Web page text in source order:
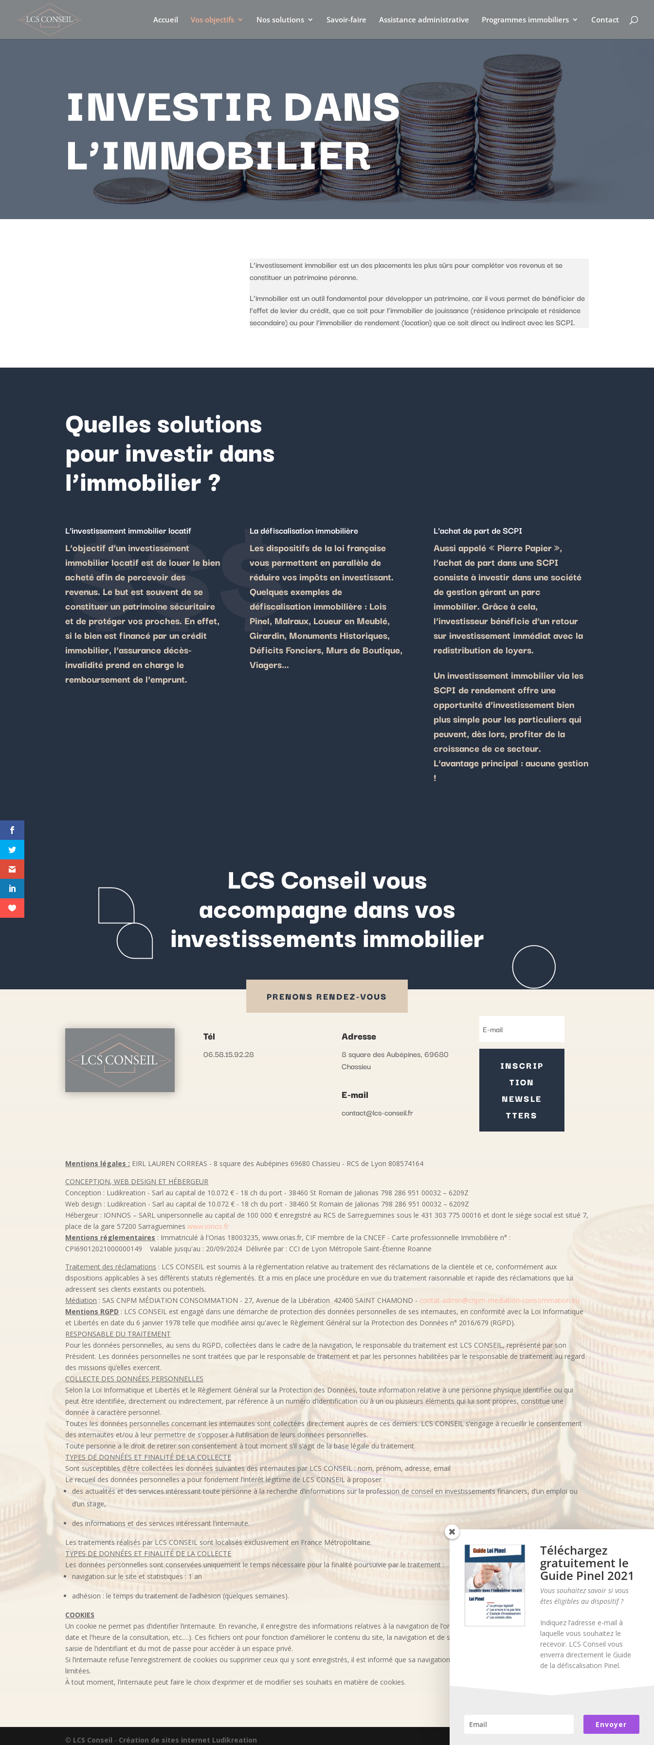
Accueil Vos objectifs Nos solutions Savoir-faire Assistance administrative Programmes immobiliers Contact
INVESTIR DANS
L’IMMOBILIER
L’investissement immobilier est un des placements les plus sûrs pour compléter vos revenus et se
constituer un patrimoine pérenne.
L’immobilier est un outil fondamental pour développer un patrimoine, car il vous permet de bénéficier de
l’effet de levier du crédit, que ce soit pour l’immobilier de jouissance (résidence principale et résidence
secondaire) ou pour l’immobilier de rendement (location) que ce soit direct ou indirect avec les SCPI.
Quelles solutions
pour investir dans
l’immobilier ?
L’investissement immobilier locatif
L’objectif d’un investissement
immobilier locatif est de louer le bien
acheté afin de percevoir des
revenus. Le but est souvent de se
constituer un patrimoine sécuritaire
et de protéger vos proches. En effet,
si le bien est financé par un crédit
immobilier, l’assurance décès-
invalidité prend en charge le
remboursement de l’emprunt.
La défiscalisation immobilière
Les dispositifs de la loi française
vous permettent en parallèle de
réduire vos impôts en investissant.
Quelques exemples de
défiscalisation immobilière : Lois
Pinel, Malraux, Loueur en Meublé,
Girardin, Monuments Historiques,
Déficits Fonciers, Murs de Boutique,
Viagers…
L’achat de part de SCPI
Aussi appelé « Pierre Papier »,
l’achat de part dans une SCPI
consiste à investir dans une société
de gestion gérant un parc
immobilier. Grâce à cela,
l’investisseur bénéficie d’un retour
sur investissement immédiat avec la
redistribution de loyers.
Un investissement immobilier via les
SCPI de rendement offre une
opportunité d’investissement bien
plus simple pour les particuliers qui
peuvent, dès lors, profiter de la
croissance de ce secteur.
L’avantage principal : aucune gestion
!
$$$
LCS Conseil vous
accompagne dans vos
investissements immobilier
PRENONS RENDEZ-VOUS
Tél
06.58.15.92.28
Adresse
8 square des Aubépines, 69680
Chassieu
E-mail
contact@lcs-conseil.fr
INSCRIP
TION
NEWSLE
TTERS
Mentions légales : EIRL LAUREN CORREAS - 8 square des Aubépines 69680 Chassieu - RCS de Lyon 808574164
CONCEPTION, WEB DESIGN ET HÉBERGEUR
Conception : Ludikreation - Sarl au capital de 10.072 € - 18 ch du port - 38460 St Romain de Jalionas 798 286 951 00032 – 6209Z
Web design : Ludikreation - Sarl au capital de 10.072 € - 18 ch du port - 38460 St Romain de Jalionas 798 286 951 00032 – 6209Z
Hébergeur : IONNOS – SARL unipersonnelle au capital de 100 000 € enregistré au RCS de Sarreguemines sous le 431 303 775 00016 et dont le siège social est situé 7,
place de la gare 57200 Sarraguemineswww.ionos.fr
Mentions réglementaires : Immatriculé à l'Orias 18003235, www.orias.fr, CIF membre de la CNCEF - Carte professionnelle Immobilière n° :
CPI69012021000000149 Valable jusqu'au : 20/09/2024 Délivrée par : CCI de Lyon Métropole Saint-Étienne Roanne
Traitement des réclamations : LCS CONSEIL est soumis à la règlementation relative au traitement des réclamations de la clientèle et ce, conformément aux
dispositions applicables à ses différents statuts réglementés. Et a mis en place une procédure en vue du traitement raisonnable et rapide des réclamations que lui
adressent ses clients existants ou potentiels.
Médiation : SAS CNPM MÉDIATION CONSOMMATION - 27, Avenue de la Libération 42400 SAINT CHAMOND - contat-admin@cnpm-mediation-consommation.eu
Mentions RGPD : LCS CONSEIL est engagé dans une démarche de protection des données personnelles de ses internautes, en conformité avec la Loi Informatique
et Libertés en date du 6 janvier 1978 telle que modifiée ainsi qu'avec le Règlement Général sur la Protection des Données n° 2016/679 (RGPD).
RESPONSABLE DU TRAITEMENT
Pour les données personnelles, au sens du RGPD, collectées dans le cadre de la navigation, le responsable du traitement est LCS CONSEIL, représenté par son
Président. Les données personnelles ne sont traitées que par le responsable de traitement et par les personnes habilitées par le responsable de traitement au regard
des missions qu’elles exercent.
COLLECTE DES DONNÉES PERSONNELLES
Selon la Loi Informatique et Libertés et le Règlement Général sur la Protection des Données, toute information relative à une personne physique identifiée ou qui
peut être identifiée, directement ou indirectement, par référence à un numéro d’identification ou à un ou plusieurs éléments qui lui sont propres, constitue une
donnée à caractère personnel.
Toutes les données personnelles concernant les internautes sont collectées directement auprès de ces derniers. LCS CONSEIL s’engage à recueillir le consentement
des internautes et/ou à leur permettre de s’opposer à l’utilisation de leurs données personnelles.
Toute personne a le droit de retirer son consentement à tout moment s’il s’agit de la base légale du traitement
TYPES DE DONNÉES ET FINALITÉ DE LA COLLECTE
Sont susceptibles d’être collectées les données suivantes des internautes par LCS CONSEIL : nom, prénom, adresse, email
Le recueil des données personnelles a pour fondement l’intérêt légitime de LCS CONSEIL à proposer :
des actualités et des services intéressant toute personne à la recherche d’informations sur la profession de conseil en investissements financiers, d’un emploi ou
d’un stage,
des informations et des services intéressant l'internaute.
Les traitements réalisés par LCS CONSEIL sont localisés exclusivement en France Métropolitaine.
TYPES DE DONNÉES ET FINALITÉ DE LA COLLECTE
Les données personnelles sont conservées uniquement le temps nécessaire pour la finalité poursuivie par le traitement :
navigation sur le site et statistiques : 1 an
adhésion : le temps du traitement de l’adhésion (quelques semaines).
COOKIES
Un cookie ne permet pas d’identifier l’internaute. En revanche, il enregistre des informations relatives à la navigation de l’ordinateur sur le site (les pages consultées, la
date et l'heure de la consultation, etc.…). Ces fichiers ont pour fonction d’améliorer le contenu du site, la navigation et de simplifier l’accès en supprimant la phase de
saisie de l’identifiant et du mot de passe pour accéder à un espace privé.
Si l’internaute refuse l’enregistrement de cookies ou supprimer ceux qui y sont enregistrés, il est informé que sa navigation et son expérience sur le site peuvent être
limitées.
À tout moment, l’internaute peut faire le choix d’exprimer et de modifier ses souhaits en matière de cookies.
© LCS Conseil - Création de sites internet Ludikreation
Téléchargez
gratuitement le
Guide Pinel 2021
Vous souhaitez savoir si vous
êtes éligibles au dispositif ?
Indiquez l’adresse e-mail à
laquelle vous souhaitez le
recevoir. LCS Conseil vous
enverra directement le Guide
de la défiscalisation Pinel.
Envoyer